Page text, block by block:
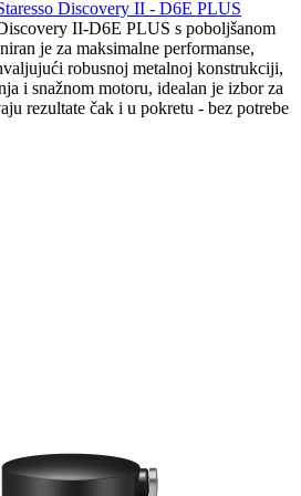
Discovery II - D6E PLUS
II-D6E PLUS s poboljšanom
je za maksimalne performanse,
robusnoj metalnoj konstrukciji,
i snažnom motoru, idealan je izbor za
rezultate čak i u pokretu - bez potrebe